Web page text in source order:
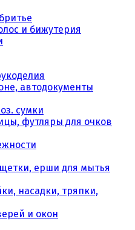
и бижутерия
автодокументы
сумки
футляры для очков
ерши для мытья
насадки, тряпки,
и окон